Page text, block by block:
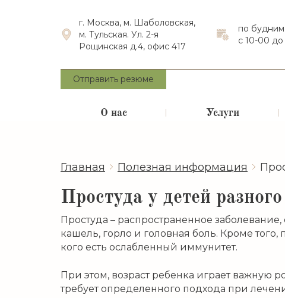
г. Москва, м. Шаболовская,
м. Тульская. Ул. 2-я
Рощинская д.4, офис 417
по
с 10-00 до
Отправить резюме
О нас Услуги
Главная Полезная информация
Простуда у детей
Простуда – распространенное
кашель, горло и головная боль. Кроме
кого есть ослабленный иммунитет.
При этом, возраст ребенка играет важную
требует определенного подхода при